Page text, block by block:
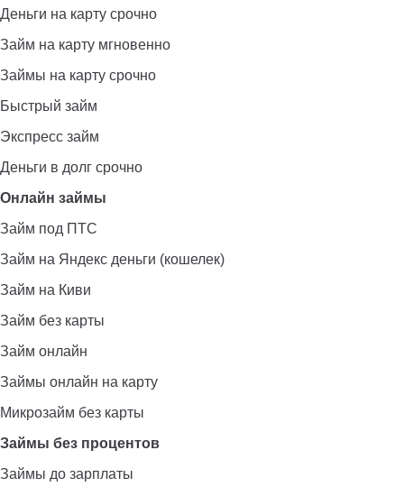
Деньги на карту срочно
Займ на карту мгновенно
Займы на карту срочно
Быстрый займ
Экспресс займ
Деньги в долг срочно
Онлайн займы
Займ под ПТС
Займ на Яндекс деньги (кошелек)
Займ на Киви
Займ без карты
Займ онлайн
Займы онлайн на карту
Микрозайм без карты
Займы без процентов
Займы до зарплаты